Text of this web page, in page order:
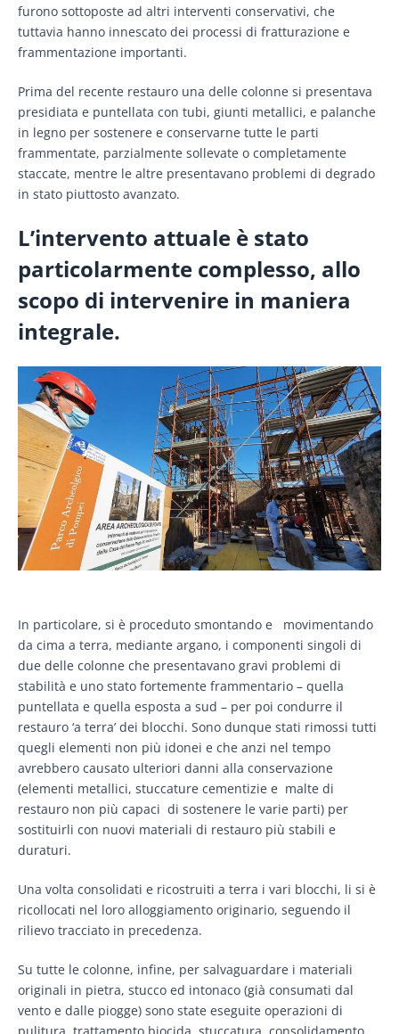
furono sottoposte ad altri interventi conservativi, che
tuttavia hanno innescato dei processi di fratturazione e
frammentazione importanti.
Prima del recente restauro una delle colonne si presentava
presidiata e puntellata con tubi, giunti metallici, e palanche
in legno per sostenere e conservarne tutte le parti
frammentate, parzialmente sollevate o completamente
staccate, mentre le altre presentavano problemi di degrado
in stato piuttosto avanzato.
L’intervento attuale è stato
particolarmente complesso, allo
scopo di intervenire in maniera
integrale.
In particolare, si è proceduto smontando e movimentando
da cima a terra, mediante argano, i componenti singoli di
due delle colonne che presentavano gravi problemi di
stabilità e uno stato fortemente frammentario – quella
puntellata e quella esposta a sud – per poi condurre il
restauro ‘a terra’ dei blocchi. Sono dunque stati rimossi tutti
quegli elementi non più idonei e che anzi nel tempo
avrebbero causato ulteriori danni alla conservazione
(elementi metallici, stuccature cementizie e malte di
restauro non più capaci di sostenere le varie parti) per
sostituirli con nuovi materiali di restauro più stabili e
duraturi.
Una volta consolidati e ricostruiti a terra i vari blocchi, li si è
ricollocati nel loro alloggiamento originario, seguendo il
rilievo tracciato in precedenza.
Su tutte le colonne, infine, per salvaguardare i materiali
originali in pietra, stucco ed intonaco (già consumati dal
vento e dalle piogge) sono state eseguite operazioni di